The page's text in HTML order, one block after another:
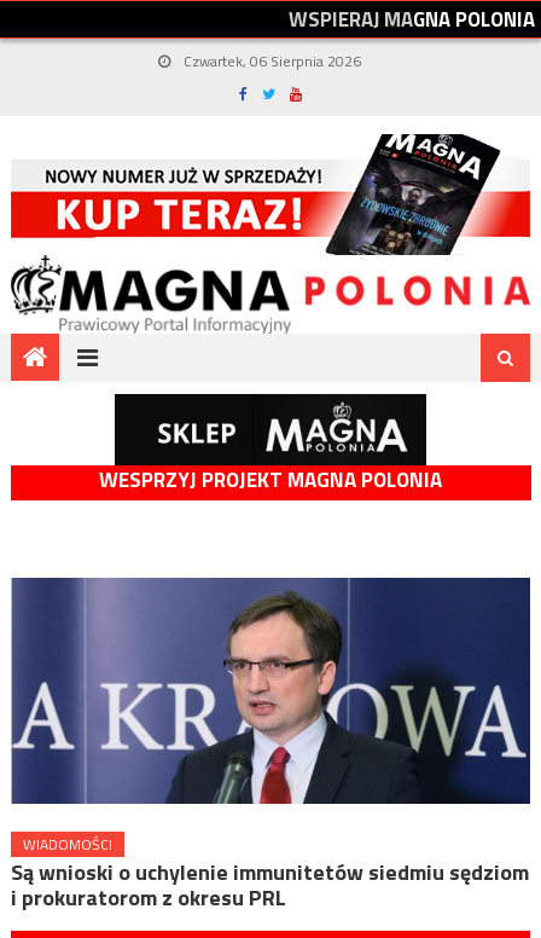
WSPIERAJMAGNAPOLONIA
Czwartek, 06 Sierpnia 2026
WESPRZYJ PROJEKT MAGNA POLONIA
WIADOMOŚCI
Są wnioski o uchylenie immunitetów siedmiu sędziom
i prokuratorom z okresu PRL